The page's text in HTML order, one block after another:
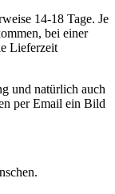
14-18 Tage. Je
bei einer
Lieferzeit
und natürlich auch
per Email ein Bild